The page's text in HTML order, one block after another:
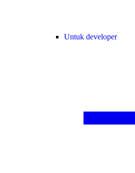
Untuk developer